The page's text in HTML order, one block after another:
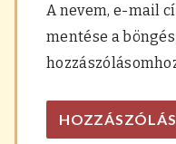
A nevem, e-mail
mentése a